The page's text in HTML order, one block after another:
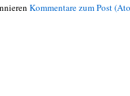
Kommentare zum Post